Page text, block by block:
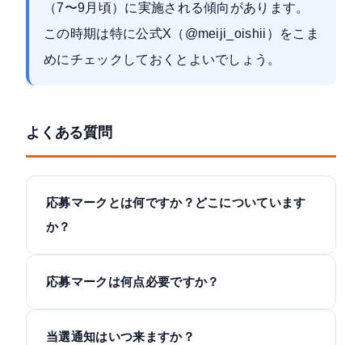
（7〜9月頃）に実施される傾向があります。
この時期は特に公式X（@meiji_oishii）をこま
めにチェックしておくとよいでしょう。
よくある質問
応募マークとは何ですか？どこについています
か？
応募マークは何点必要ですか？
当選通知はいつ来ますか？